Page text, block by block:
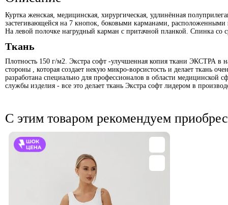
Куртка женская, медицинская, хирургическая, удлинённая
застегивающейся на 7 кнопок, боковыми карманами,
На левой полочке нагрудный карман с притачной планкой. Спинка
Ткань
Плотность 150 г/м2. Экстра софт -улучшенная копия ткани ЭКСТРА в
стороны , которая создает некую микро-ворсистость и делает ткань
разработана специально для профессионалов в области медицинской
службы изделия - все это делает ткань Экстра софт лидером в
С этим товаром рекомендуем